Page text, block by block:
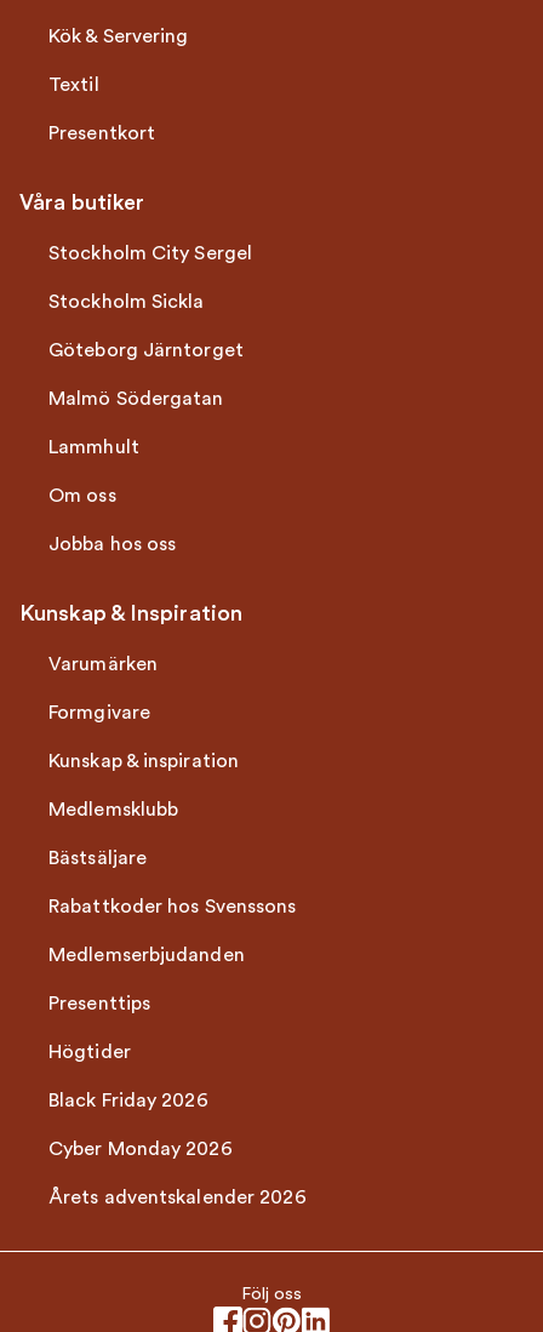
Kök & Servering
Textil
Presentkort
Våra butiker
Stockholm City Sergel
Stockholm Sickla
Göteborg Järntorget
Malmö Södergatan
Lammhult
Om oss
Jobba hos oss
Kunskap & Inspiration
Varumärken
Formgivare
Kunskap & inspiration
Medlemsklubb
Bästsäljare
Rabattkoder hos Svenssons
Medlemserbjudanden
Presenttips
Högtider
Black Friday 2026
Cyber Monday 2026
Årets adventskalender 2026
Följ oss